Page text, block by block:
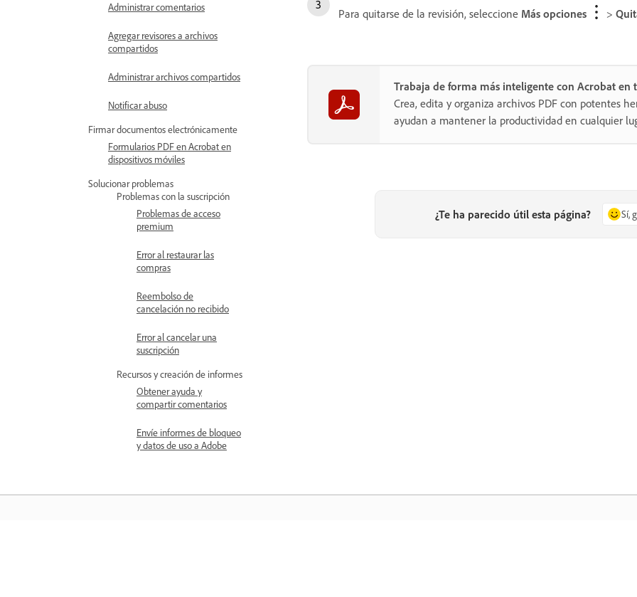
Administrar comentarios
Agregar revisores a archivos
compartidos
Administrar archivos compartidos
Notificar abuso
Firmar documentos electrónicamente
Formularios PDF en Acrobat en
dispositivos móviles
Solucionar problemas
Problemas con la suscripción
Problemas de acceso
premium
Error al restaurar las
compras
Reembolso de
cancelación no recibido
Error al cancelar una
suscripción
Recursos y creación de informes
Obtener ayuda y
compartir comentarios
Envíe informes de bloqueo
y datos de uso a Adobe
Para quitarse de la revisión, seleccione Más opciones >
Trabaja de forma más inteligente con Acrobat en
Crea, edita y organiza archivos PDF con potentes
ayudan a mantener la productividad en cualquier
¿Te ha parecido útil esta página? Sí,